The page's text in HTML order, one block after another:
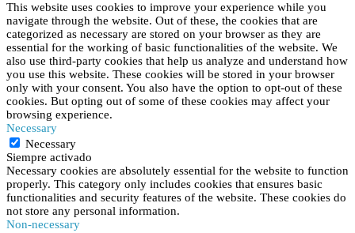
This website uses cookies to improve your experience while you
navigate through the website. Out of these, the cookies that are
categorized as necessary are stored on your browser as they are
essential for the working of basic functionalities of the website. We
also use third-party cookies that help us analyze and understand how
you use this website. These cookies will be stored in your browser
only with your consent. You also have the option to opt-out of these
cookies. But opting out of some of these cookies may affect your
browsing experience.
Necessary
Necessary
Siempre activado
Necessary cookies are absolutely essential for the website to function
properly. This category only includes cookies that ensures basic
functionalities and security features of the website. These cookies do
not store any personal information.
Non-necessary